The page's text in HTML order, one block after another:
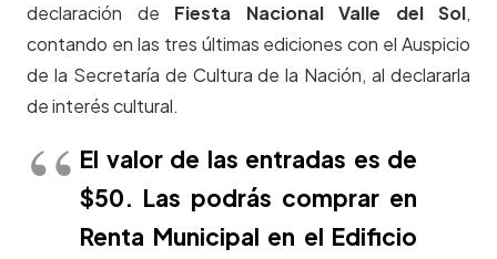
declaración de Fiesta Nacional Valle del Sol,
contando en las tres últimas ediciones con el Auspicio
de la Secretaría de Cultura de la Nación, al declararla
de interés cultural.
El valor de las entradas es de
$50. Las podrás comprar en
Renta Municipal en el Edificio